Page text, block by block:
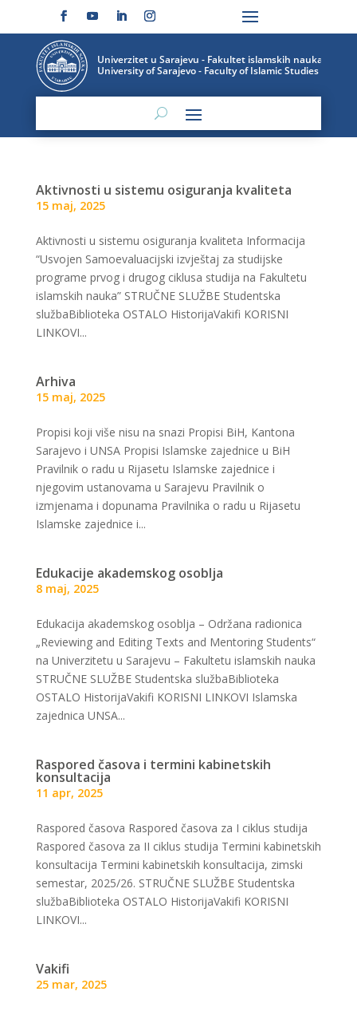
Aktivnosti u sistemu osiguranja kvaliteta
15 maj, 2025
Aktivnosti u sistemu osiguranja kvaliteta Informacija
“Usvojen Samoevaluacijski izvještaj za studijske
programe prvog i drugog ciklusa studija na Fakultetu
islamskih nauka” STRUČNE SLUŽBE Studentska
službaBiblioteka OSTALO HistorijaVakifi KORISNI
LINKOVI...
Arhiva
15 maj, 2025
Propisi koji više nisu na snazi Propisi BiH, Kantona
Sarajevo i UNSA Propisi Islamske zajednice u BiH
Pravilnik o radu u Rijasetu Islamske zajednice i
njegovim ustanovama u Sarajevu Pravilnik o
izmjenama i dopunama Pravilnika o radu u Rijasetu
Islamske zajednice i...
Edukacije akademskog osoblja
8 maj, 2025
Edukacija akademskog osoblja – Održana radionica
„Reviewing and Editing Texts and Mentoring Students“
na Univerzitetu u Sarajevu – Fakultetu islamskih nauka
STRUČNE SLUŽBE Studentska službaBiblioteka
OSTALO HistorijaVakifi KORISNI LINKOVI Islamska
zajednica UNSA...
Raspored časova i termini kabinetskih
konsultacija
11 apr, 2025
Raspored časova Raspored časova za I ciklus studija
Raspored časova za II ciklus studija Termini kabinetskih
konsultacija Termini kabinetskih konsultacija, zimski
semestar, 2025/26. STRUČNE SLUŽBE Studentska
službaBiblioteka OSTALO HistorijaVakifi KORISNI
LINKOVI...
Vakifi
25 mar, 2025